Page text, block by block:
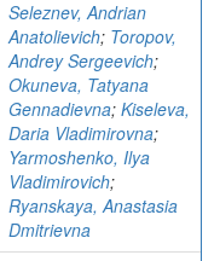
Seleznev, Andrian
Anatolievich; Toropov,
Andrey Sergeevich;
Okuneva, Tatyana
Gennadievna; Kiseleva,
Daria Vladimirovna;
Yarmoshenko, Ilya
Vladimirovich;
Ryanskaya, Anastasia
Dmitrievna